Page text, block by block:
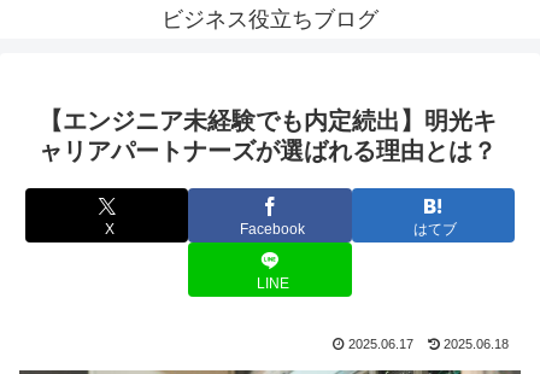
ビジネス役立ちブログ
【エンジニア未経験でも内定続出】明光キ
ャリアパートナーズが選ばれる理由とは？
X Facebook はてブ
LINE
2025.06.17 2025.06.18